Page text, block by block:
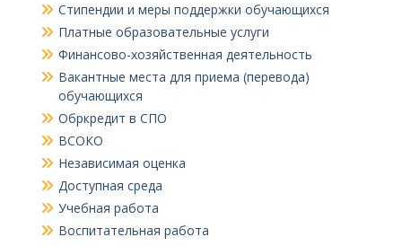
Стипендии и меры поддержки обучающихся
Платные образовательные услуги
Финансово-хозяйственная деятельность
Вакантные места для приема (перевода)
обучающихся
Обркредит в СПО
ВСОКО
Независимая оценка
Доступная среда
Учебная работа
Воспитательная работа